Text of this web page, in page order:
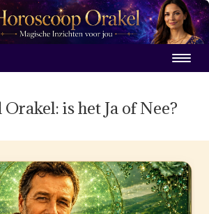
is het Ja of Nee?